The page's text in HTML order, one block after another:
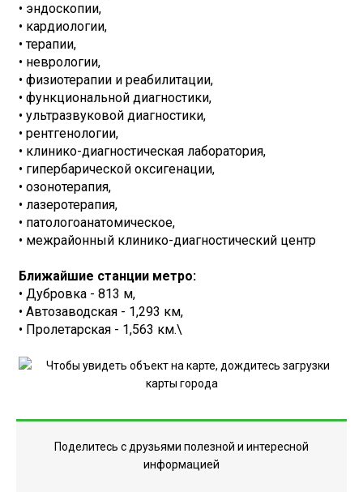
• эндоскопии,
• кардиологии,
• терапии,
• неврологии,
• физиотерапии и реабилитации,
• функциональной диагностики,
• ультразвуковой диагностики,
• рентгенологии,
• клинико-диагностическая лаборатория,
• гипербарической оксигенации,
• озонотерапия,
• лазеротерапия,
• патологоанатомическое,
• межрайонный клинико-диагностический центр
Ближайшие станции метро:
• Дубровка - 813 м,
• Автозаводская - 1,293 км,
• Пролетарская - 1,563 км.\
Поделитесь с друзьями полезной и интересной
информацией